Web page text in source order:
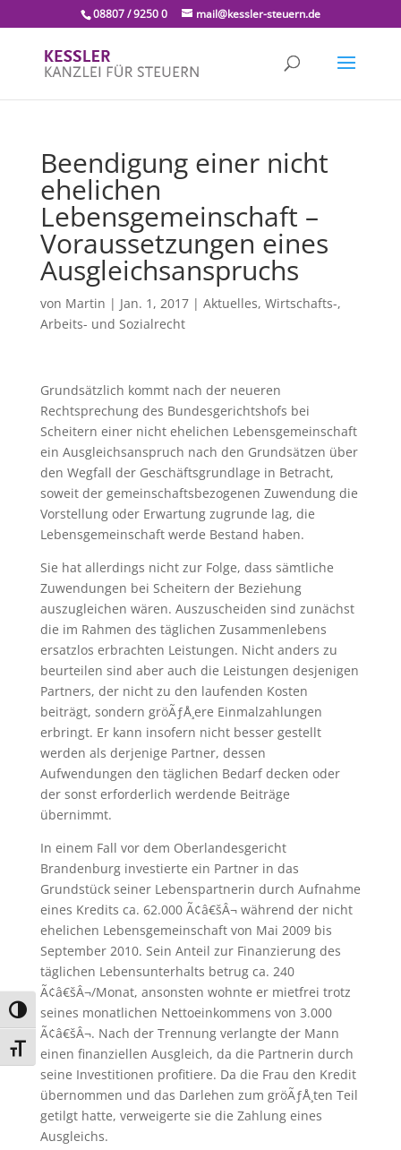
Umschalten auf hohe Kontraste
Schrift vergrößern
08807 / 9250 0 mail@kessler-steuern.de
Beendigung einer nicht
ehelichen
Lebensgemeinschaft –
Voraussetzungen eines
Ausgleichsanspruchs
von Martin | Jan. 1, 2017| Aktuelles, Wirtschafts-,
Arbeits- und Sozialrecht
Grundsätzlich kommt nach der neueren
Rechtsprechung des Bundesgerichtshofs bei
Scheitern einer nicht ehelichen Lebensgemeinschaft
ein Ausgleichsanspruch nach den Grundsätzen über
den Wegfall der Geschäftsgrundlage in Betracht,
soweit der gemeinschaftsbezogenen Zuwendung die
Vorstellung oder Erwartung zugrunde lag, die
Lebensgemeinschaft werde Bestand haben.
Sie hat allerdings nicht zur Folge, dass sämtliche
Zuwendungen bei Scheitern der Beziehung
auszugleichen wären. Auszuscheiden sind zunächst
die im Rahmen des täglichen Zusammenlebens
ersatzlos erbrachten Leistungen. Nicht anders zu
beurteilen sind aber auch die Leistungen desjenigen
Partners, der nicht zu den laufenden Kosten
beiträgt, sondern gröÃƒÅ¸ere Einmalzahlungen
erbringt. Er kann insofern nicht besser gestellt
werden als derjenige Partner, dessen
Aufwendungen den täglichen Bedarf decken oder
der sonst erforderlich werdende Beiträge
übernimmt.
In einem Fall vor dem Oberlandesgericht
Brandenburg investierte ein Partner in das
Grundstück seiner Lebenspartnerin durch Aufnahme
eines Kredits ca. 62.000 Ã¢â€šÂ¬ während der nicht
ehelichen Lebensgemeinschaft von Mai 2009 bis
September 2010. Sein Anteil zur Finanzierung des
täglichen Lebensunterhalts betrug ca. 240
Ã¢â€šÂ¬/Monat, ansonsten wohnte er mietfrei trotz
seines monatlichen Nettoeinkommens von 3.000
Ã¢â€šÂ¬. Nach der Trennung verlangte der Mann
einen finanziellen Ausgleich, da die Partnerin durch
seine Investitionen profitiere. Da die Frau den Kredit
übernommen und das Darlehen zum gröÃƒÅ¸ten Teil
getilgt hatte, verweigerte sie die Zahlung eines
Ausgleichs.